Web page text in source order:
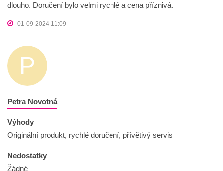
dlouho. Doručení bylo velmi rychlé a cena příznivá.
01-09-2024 11:09
P
Petra Novotná
Výhody
Originální produkt, rychlé doručení, přívětivý servis
Nedostatky
Žádné